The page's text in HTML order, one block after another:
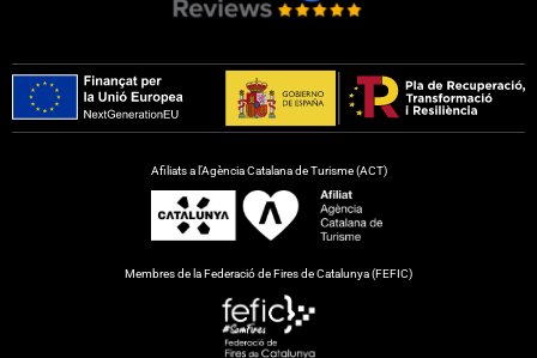
Afiliats a l’Agència Catalana de Turisme (ACT)
Membres de la Federació de Fires de Catalunya (FEFIC)